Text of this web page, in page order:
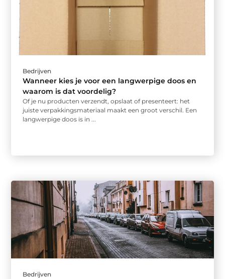
Bedrijven
Wanneer kies je voor een langwerpige doos en
waarom is dat voordelig?
Of je nu producten verzendt, opslaat of presenteert: het
juiste verpakkingsmateriaal maakt een groot verschil. Een
langwerpige doos is in ...
Bedrijven